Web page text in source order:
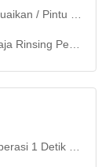
Sikat 60w Untuk Berbagai Aplikasi
Untuk Komunitas Perumahan Dan Mal
Dan 5 Juta Siklus Umur